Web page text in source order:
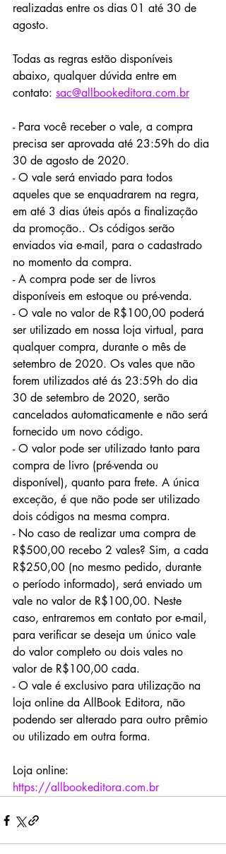
realizadas entre os dias 01 até 30 de
agosto.
Todas as regras estão disponíveis
abaixo, qualquer dúvida entre em
contato: sac@allbookeditora.com.br
- Para você receber o vale, a compra
precisa ser aprovada até 23:59h do dia
30 de agosto de 2020.
- O vale será enviado para todos
aqueles que se enquadrarem na regra,
em até 3 dias úteis após a finalização
da promoção.. Os códigos serão
enviados via e-mail, para o cadastrado
no momento da compra.
- A compra pode ser de livros
disponíveis em estoque ou pré-venda.
- O vale no valor de R$100,00 poderá
ser utilizado em nossa loja virtual, para
qualquer compra, durante o mês de
setembro de 2020. Os vales que não
forem utilizados até ás 23:59h do dia
30 de setembro de 2020, serão
cancelados automaticamente e não será
fornecido um novo código.
- O valor pode ser utilizado tanto para
compra de livro (pré-venda ou
disponível), quanto para frete. A única
exceção, é que não pode ser utilizado
dois códigos na mesma compra.
- No caso de realizar uma compra de
R$500,00 recebo 2 vales? Sim, a cada
R$250,00 (no mesmo pedido, durante
o período informado), será enviado um
vale no valor de R$100,00. Neste
caso, entraremos em contato por e-mail,
para verificar se deseja um único vale
do valor completo ou dois vales no
valor de R$100,00 cada.
- O vale é exclusivo para utilização na
loja online da AllBook Editora, não
podendo ser alterado para outro prêmio
ou utilizado em outra forma.
Loja online:
https://allbookeditora.com.br